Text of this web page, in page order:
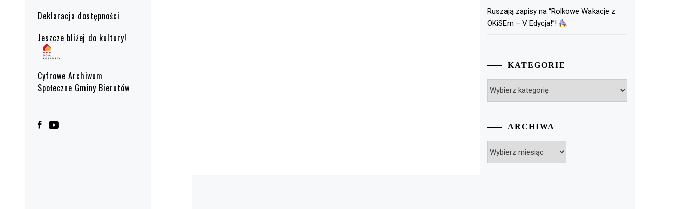
Deklaracja dostępności
Jeszcze bliżej do kultury!
Cyfrowe Archiwum
Społeczne Gminy Bierutów
Ruszają zapisy na “Rolkowe Wakacje z
OKiSEm – V Edycja!”!
KATEGORIE
ARCHIWA